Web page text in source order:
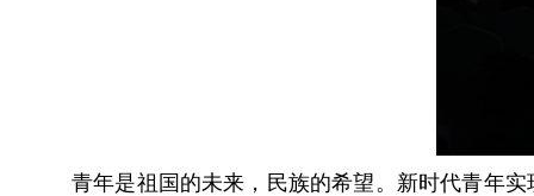
青年是祖国的未来，民族的希望。新时代青年